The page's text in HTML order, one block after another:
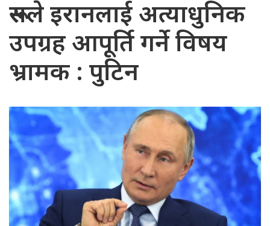
रूसले इरानलाई अत्याधुनिक
उपग्रह आपूर्ति गर्ने विषय
भ्रामक : पुटिन